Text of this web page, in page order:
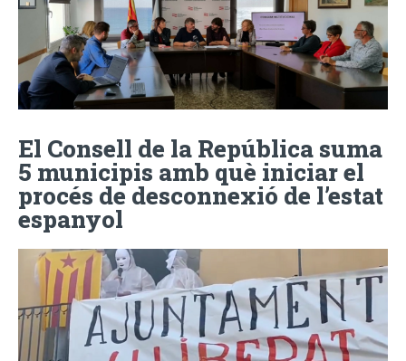
El Consell de la República suma
5 municipis amb què iniciar el
procés de desconnexió de l’estat
espanyol